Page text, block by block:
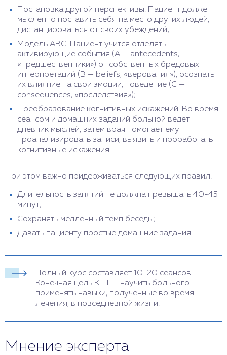
Постановка другой перспективы. Пациент должен
мысленно поставить себя на место других людей,
дистанцироваться от своих убеждений;
Модель ABC. Пациент учится отделять
активирующие события (А — antecedents,
«предшественники») от собственных бредовых
интерпретаций (B — beliefs, «верования»), осознать
их влияние на свои эмоции, поведение (С —
consequences, «последствия»);
Преобразование когнитивных искажений. Во время
сеансом и домашних заданий больной ведет
дневник мыслей, затем врач помогает ему
проанализировать записи, выявить и проработать
когнитивные искажения.
При этом важно придерживаться следующих правил:
Длительность занятий не должна превышать 40-45
минут;
Сохранять медленный темп беседы;
Давать пациенту простые домашние задания.
Полный курс составляет 10-20 сеансов.
Конечная цель КПТ — научить больного
применять навыки, полученные во время
лечения, в повседневной жизни.
Мнение эксперта